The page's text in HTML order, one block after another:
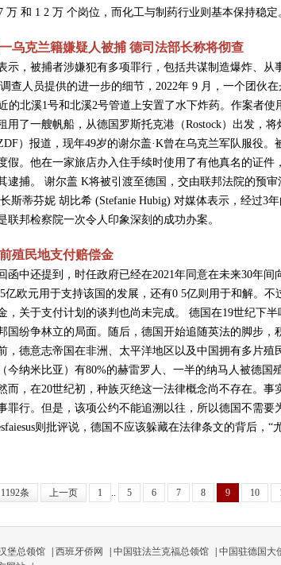
万 和 1 2 万 个岗位，而化工与制药行业则基本保持稳定
乌克兰籍嫌疑人被捕 德司法部长称将彻查
示，被捕者涉嫌犯有多项罪行，包括共谋制造爆炸、从
查人员提供的进一步的细节，2022年 9 月，一个团伙
的北溪1号和北溪2号管道上安置了水下炸药。作案者使
用了一艘帆船，从德国罗斯托克港（Rostock）出发，
）报道，现年49岁的谢尔盖·K曾在乌克兰军队服役。
假。他在一家旅店办入住手续时使用了有他真名的证
逮捕。 谢尔盖 K将被引渡至德国，交由联邦法院的预
斯蒂芬妮 胡比希 (Stefanie Hubig) 对媒体表示，经过3
联邦检察院一次令人印象深刻的成功办案。
殖民地支付赔偿金
函中还提到，时任政府已经在2021年同意在未来30年间
亿欧元用于支持该国的发展，还有0 5亿则用于和解。不
，关于支付计划的谈判也尚未完成。 德国在19世纪下
国纷争林立的局面。随后，德国开始追随英法的脚步，
，德意志帝国在非洲、太平洋地区以及中国拥有多片殖
今纳米比亚）有80%的赫雷罗人、一半的纳马人被德
而，在20世纪初，种族灭绝这一法律概念尚不存在。
罪行。但是，该项公约不能追溯以往，所以德国不需要
则批评说，德国不应该躲藏在法律条文的背后，
1192条 上一页 1 .. 5 6 7 8 9 10
堡总领馆 西班牙侨网 中国驻法兰克福总领馆 中国驻德国大